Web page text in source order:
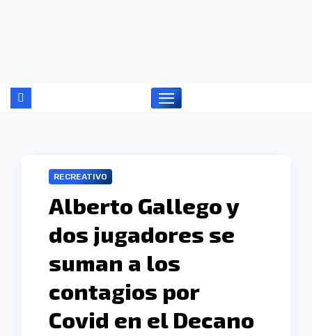
RECREATIVO
Alberto Gallego y
dos jugadores se
suman a los
contagios por
Covid en el Decano